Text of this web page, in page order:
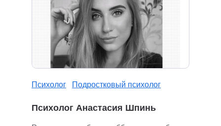
Психолог Подростковый психолог
Психолог Анастасия Шпинь